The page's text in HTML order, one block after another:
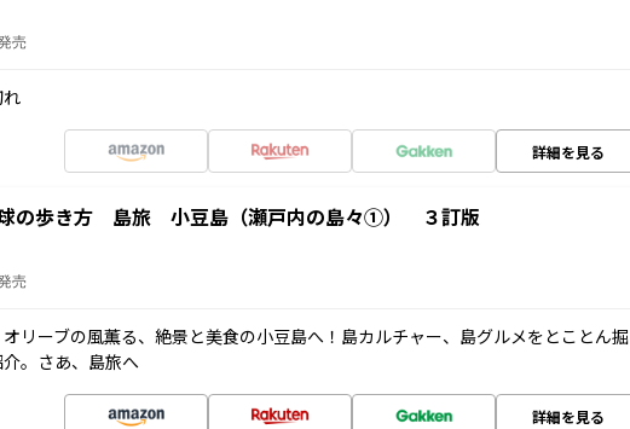
売
詳細を見る
の歩き方 島旅 小豆島（瀬戸内の島々①） ３訂版
売
リーブの風薫る、絶景と美食の小豆島へ！島カルチャー、島グルメをとことん掘
介。さあ、島旅へ
詳細を見る